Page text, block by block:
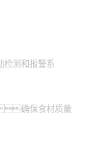
测和报警系
确保食材质量